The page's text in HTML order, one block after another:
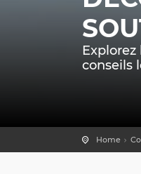
conseils
Home